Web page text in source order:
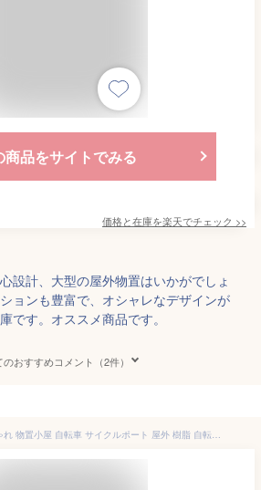
商品をサイトでみる
価格と在庫を楽天でチェック >>
設計、大型の屋外物置はいかがでしょ
ョンも豊富で、オシャレなデザインが
です。オススメ商品です。
のおすすめコメント（2件）
物置 大型物置 おしゃれ 物置小屋 自転車 サイクルポート 屋外 樹脂 自転車 小型 収納 大型 タイヤ サイクルハウス キャンプ アウトドア 木目調 ガーデニング 126×183 ケター ダーウィン 4×6 代引き不可